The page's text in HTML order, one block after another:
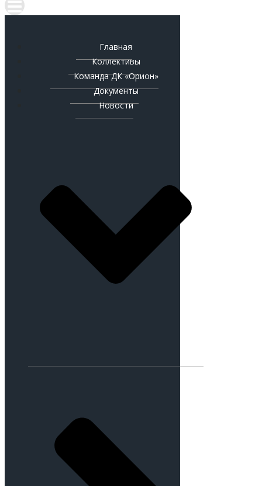
Главная
Коллективы
Команда ДК «Орион»
Документы
Новости